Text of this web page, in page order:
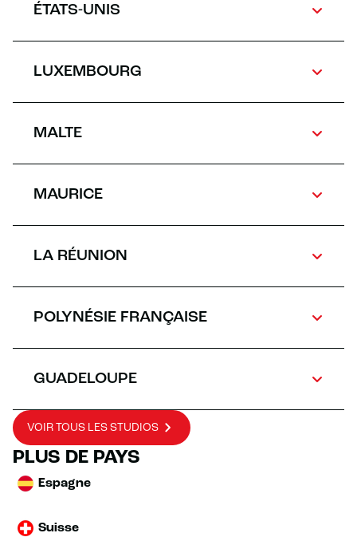
ÉTATS-UNIS
LUXEMBOURG
MALTE
MAURICE
LA RÉUNION
POLYNÉSIE FRANÇAISE
GUADELOUPE
VOIR TOUS LES STUDIOS
PLUS DE PAYS
Espagne
Suisse